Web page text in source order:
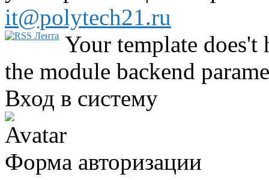
it@polytech21.ru
Your template
the module backend
Вход в систему
Форма авторизации